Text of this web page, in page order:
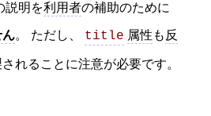
説明を利用者の補助のために
ん。 ただし、 title 属性 も 反
れることに注意が必要です。